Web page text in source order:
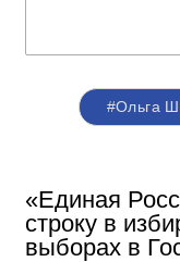
#Ольга
«Единая
строку в
выборах в